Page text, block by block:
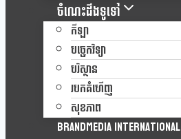
ចំណេះដឹងទូទៅ
កីឡា
បច្ចេកវិទ្យា
បរិស្ថាន
របកគំហើញ
សុខភាព
Brandmedia international